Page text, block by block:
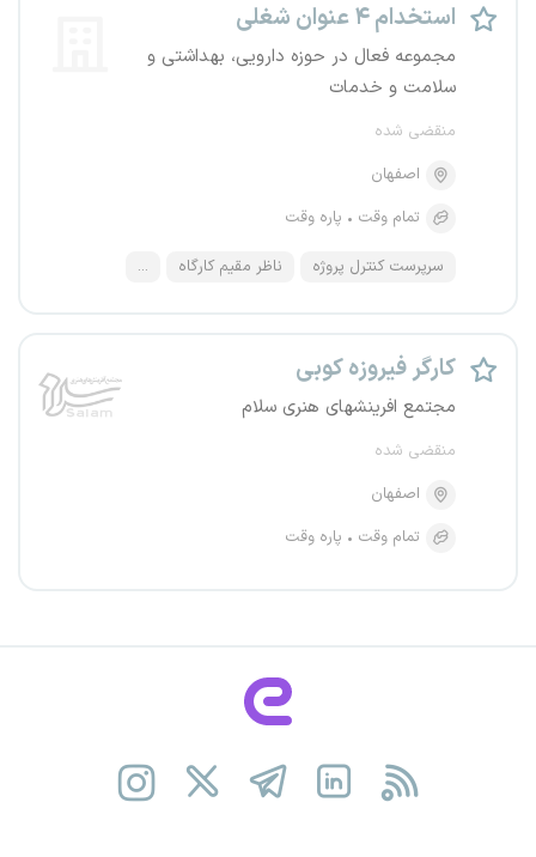
استخدام ۴ عنوان شغلی
مجموعه فعال در حوزه دارویی، بهداشتی و
سلامت و خدمات
منقضی شده
اصفهان
تمام وقت
پاره وقت
سرپرست کنترل پروژه ناظر مقیم کارگاه ...
کارگر فیروزه کوبی
مجتمع افرینشهای هنری سلام
منقضی شده
اصفهان
تمام وقت
پاره وقت